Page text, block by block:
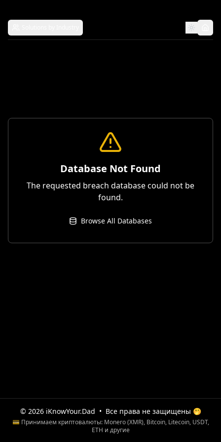
Database Not Found
The requested breach database could not be
found.
Browse All Databases
© 2026 iKnowYour.Dad • Все права не защищены 🤭
💳 Принимаем криптовалюты: Monero (XMR), Bitcoin, Litecoin, USDT,
ETH и другие